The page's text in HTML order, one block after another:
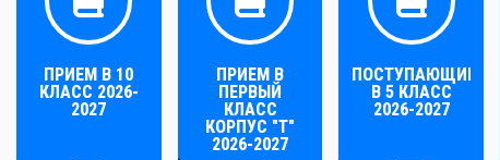
ПРИЕМ В 10
КЛАСС 2026-
2027
ПРИЕМ В
ПЕРВЫЙ
КЛАСС
КОРПУС "Т"
2026-2027
ПОСТУПАЮЩИМ
В 5 КЛАСС
2026-2027